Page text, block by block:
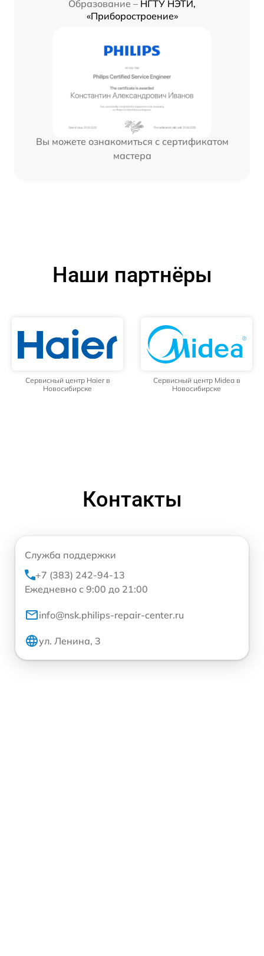
Образование – НГТУ НЭТИ,
«Приборостроение»
Вы можете ознакомиться с сертификатом
мастера
Наши партнёры
Сервисный центр Haier в
Новосибирске
Сервисный центр Midea в
Новосибирске
Контакты
Служба поддержки
+7 (383) 242-94-13
Ежедневно с 9:00 до 21:00
info@nsk.philips-repair-center.ru
ул. Ленина, 3